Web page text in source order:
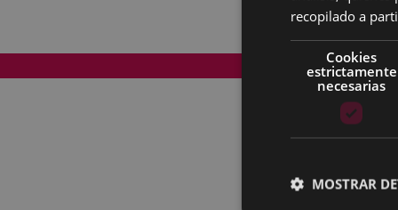
Mapa del Sitio
recopilado a
Cookies
estrictamente
necesarias
MOSTRAR